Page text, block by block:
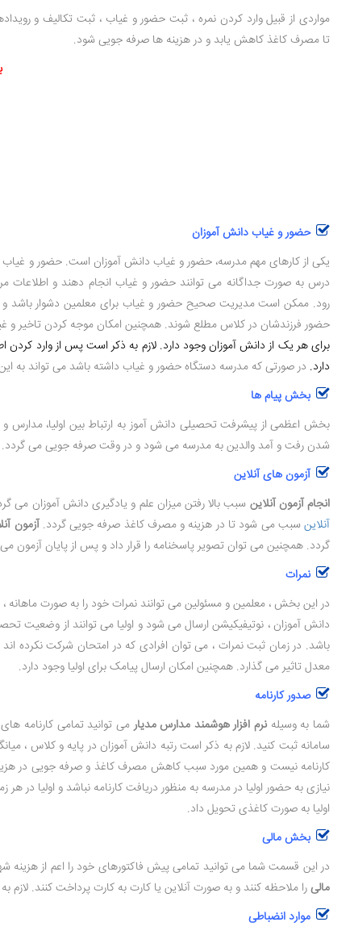
مواردی از قبیل وارد کردن نمره ، ثبت حضور و غیاب ، ثبت تکالیف و
تا مصرف کاغذ کاهش یابد و در هزینه ها صرفه جویی شود.
حضور و غیاب دانش آموزان
یکی از کارهای مهم مدرسه، حضور و غیاب دانش آموزان است. حضور و
درس به صورت جداگانه می توانند حضور و غیاب انجام دهند و اطلاعات
رود. ممکن است مدیریت صحیح حضور و غیاب برای معلمین دشوار باشد و
حضور فرزندشان در کلاس مطلع شوند. همچنین امکان موجه کردن تاخیر و
برای هر یک از دانش آموزان وجود دارد. لازم به ذکر است پس از وارد کردن
دارد. در صورتی که مدرسه دستگاه حضور و غیاب داشته باشد می تواند به
بخش پیام ها
بخش اعظمی از پیشرفت تحصیلی دانش آموز به ارتباط بین اولیا، مدارس
شدن رفت و آمد والدین به مدرسه می شود و در وقت صرفه جویی می گردد. در
آزمون های آنلاین
انجام آزمون آنلاین سبب بالا رفتن میزان علم و یادگیری دانش آموزان
آنلاینسبب می شود تا در هزینه و مصرف کاغذ صرفه جویی گردد.آزمون
گردد. همچنین می توان تصویر پاسخنامه را قرار داد و پس از پایان آزمون
نمرات
در این بخش ، معلمین و مسئولین می توانند نمرات خود را به صورت
دانش آموزان ، نوتیفیکیشن ارسال می شود و اولیا می توانند از وضعیت
باشد. در زمان ثبت نمرات ، می توان افرادی که در امتحان شرکت نکرده
معدل تاثیر می گذارد. همچنین امکان ارسال پیامک برای اولیا وجود دارد.
صدور کارنامه
شما به وسیله نرم افزار هوشمند مدارس مدیارمی توانید تمامی کارنامه
سامانه ثبت کنید. لازم به ذکر است رتبه دانش آموزان در پایه و کلاس
کارنامه نیست و همین مورد سبب کاهش مصرف کاغذ و صرفه جویی در هزینه
اولیا به صورت کاغذی تحویل داد.
بخش مالی
در این قسمت شما می توانید تمامی پیش فاکتورهای خود را اعم از هزینه
مالیرا ملاحظه کنند و به صورت آنلاین یا کارت به کارت پرداخت کنند.
موارد انضباطی